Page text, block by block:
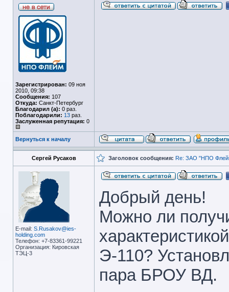
Зарегистрирован: 09 ноя
2010, 09:38
Сообщения: 107
Откуда: Санкт-Петербург
Благодарил (а): 0 раз.
Поблагодарили: 13 раз.
Заслуженная репутация: 0
Вернуться к началу
Сергей Русаков Заголовок сообщения: Re: ЗАО "НПО
E-mail: S.Rusakov@ies-
holding.com
Телефон: +7-83361-99221
Организация: Кировская
ТЭЦ-3
Добрый день!
Можно ли
Э-110?
пара БРОУ ВД.